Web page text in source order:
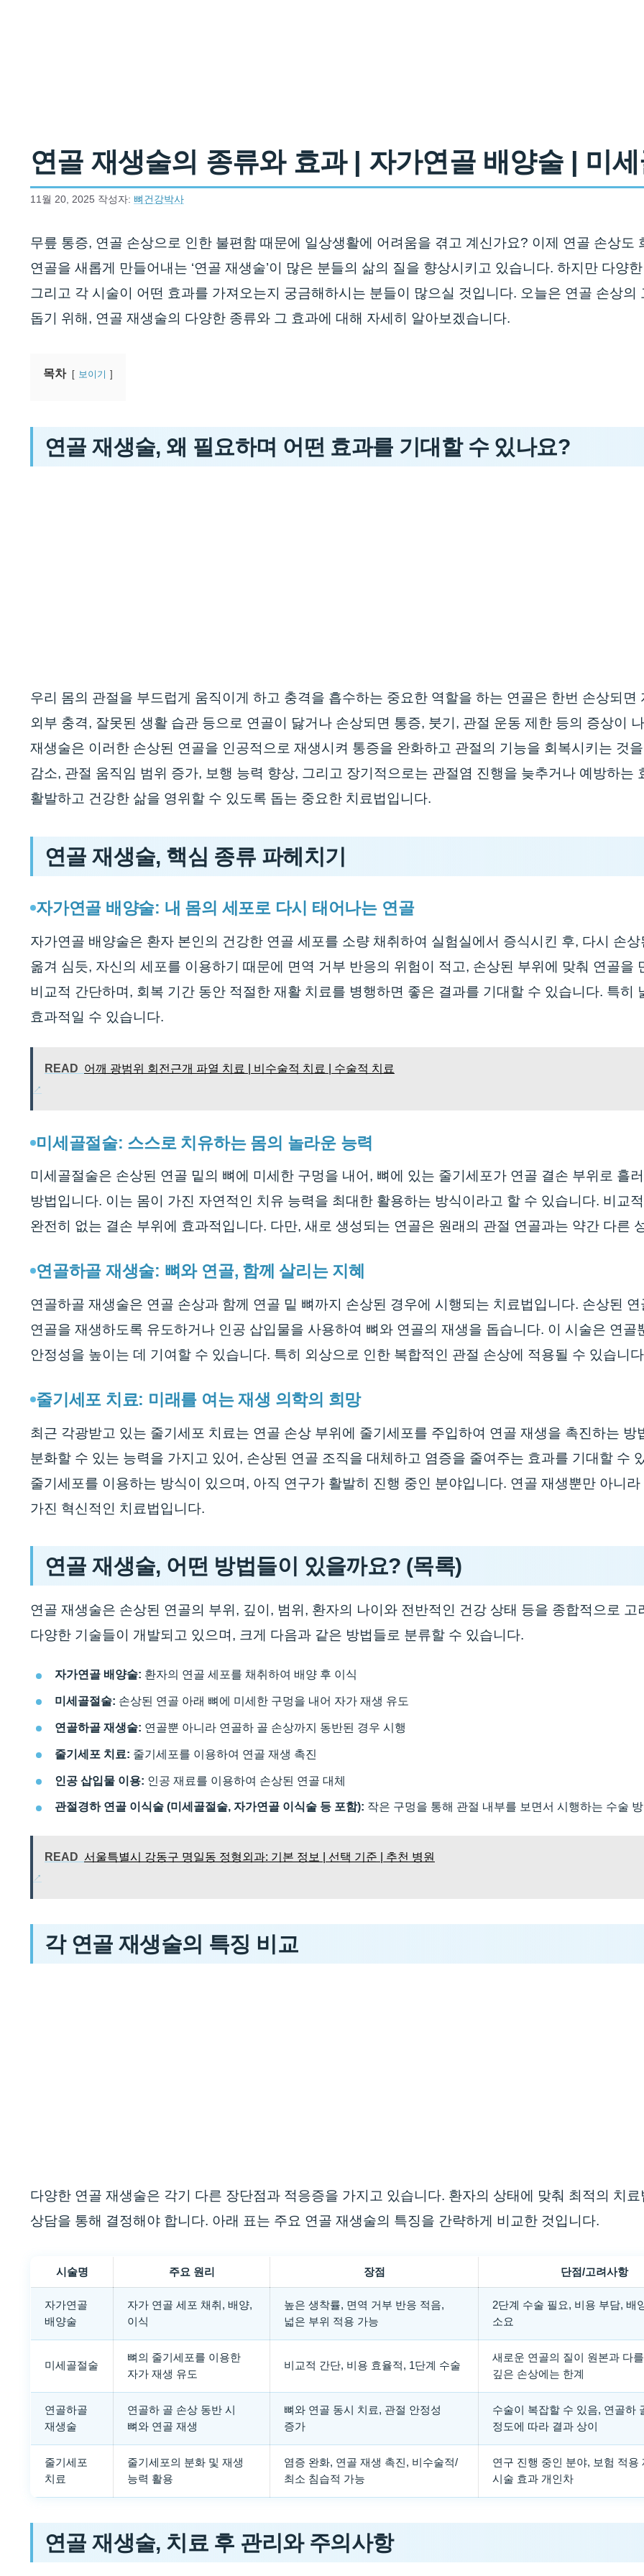
연골 재생술의 종류와 효과 | 자가연골 배양술 | 미
11월 20, 2025 작성자: 뼈건강박사
무릎 통증, 연골 손상으로 인한 불편함 때문에 일상생활에 어려움을 겪고 계신가요? 이제 연골 손상도
연골을 새롭게 만들어내는 ‘연골 재생술’이 많은 분들의 삶의 질을 향상시키고 있습니다. 하지만 다양
그리고 각 시술이 어떤 효과를 가져오는지 궁금해하시는 분들이 많으실 것입니다. 오늘은 연골 손상
돕기 위해, 연골 재생술의 다양한 종류와 그 효과에 대해 자세히 알아보겠습니다.
목차 보이기
연골 재생술, 왜 필요하며 어떤 효과를 기대할 수 있나요?
우리 몸의 관절을 부드럽게 움직이게 하고 충격을 흡수하는 중요한 역할을 하는 연골은 한번 손상되
외부 충격, 잘못된 생활 습관 등으로 연골이 닳거나 손상되면 통증, 붓기, 관절 운동 제한 등의 증상이
재생술은 이러한 손상된 연골을 인공적으로 재생시켜 통증을 완화하고 관절의 기능을 회복시키는 것
감소, 관절 움직임 범위 증가, 보행 능력 향상, 그리고 장기적으로는 관절염 진행을 늦추거나 예방하는
활발하고 건강한 삶을 영위할 수 있도록 돕는 중요한 치료법입니다.
연골 재생술, 핵심 종류 파헤치기
자가연골 배양술: 내 몸의 세포로 다시 태어나는 연골
자가연골 배양술은 환자 본인의 건강한 연골 세포를 소량 채취하여 실험실에서 증식시킨 후, 다시 손
옮겨 심듯, 자신의 세포를 이용하기 때문에 면역 거부 반응의 위험이 적고, 손상된 부위에 맞춰 연골을
비교적 간단하며, 회복 기간 동안 적절한 재활 치료를 병행하면 좋은 결과를 기대할 수 있습니다. 특히
효과적일 수 있습니다.
READ 어깨 광범위 회전근개 파열 치료 | 비수술적 치료 | 수술적 치료
미세골절술: 스스로 치유하는 몸의 놀라운 능력
미세골절술은 손상된 연골 밑의 뼈에 미세한 구멍을 내어, 뼈에 있는 줄기세포가 연골 결손 부위로 흘
방법입니다. 이는 몸이 가진 자연적인 치유 능력을 최대한 활용하는 방식이라고 할 수 있습니다. 비교
완전히 없는 결손 부위에 효과적입니다. 다만, 새로 생성되는 연골은 원래의 관절 연골과는 약간 다른
연골하골 재생술: 뼈와 연골, 함께 살리는 지혜
연골하골 재생술은 연골 손상과 함께 연골 밑 뼈까지 손상된 경우에 시행되는 치료법입니다. 손상된
연골을 재생하도록 유도하거나 인공 삽입물을 사용하여 뼈와 연골의 재생을 돕습니다. 이 시술은 연
안정성을 높이는 데 기여할 수 있습니다. 특히 외상으로 인한 복합적인 관절 손상에 적용될 수 있습니
줄기세포 치료: 미래를 여는 재생 의학의 희망
최근 각광받고 있는 줄기세포 치료는 연골 손상 부위에 줄기세포를 주입하여 연골 재생을 촉진하는
분화할 수 있는 능력을 가지고 있어, 손상된 연골 조직을 대체하고 염증을 줄여주는 효과를 기대할 수
줄기세포를 이용하는 방식이 있으며, 아직 연구가 활발히 진행 중인 분야입니다. 연골 재생뿐만 아니
가진 혁신적인 치료법입니다.
연골 재생술, 어떤 방법들이 있을까요? (목록)
연골 재생술은 손상된 연골의 부위, 깊이, 범위, 환자의 나이와 전반적인 건강 상태 등을 종합적으로
다양한 기술들이 개발되고 있으며, 크게 다음과 같은 방법들로 분류할 수 있습니다.
자가연골 배양술: 환자의 연골 세포를 채취하여 배양 후 이식
미세골절술: 손상된 연골 아래 뼈에 미세한 구멍을 내어 자가 재생 유도
연골하골 재생술: 연골뿐 아니라 연골하 골 손상까지 동반된 경우 시행
줄기세포 치료: 줄기세포를 이용하여 연골 재생 촉진
인공 삽입물 이용: 인공 재료를 이용하여 손상된 연골 대체
관절경하 연골 이식술 (미세골절술, 자가연골 이식술 등 포함): 작은 구멍을 통해 관절 내부를 보면서 시행하는 수술
READ 서울특별시 강동구 명일동 정형외과: 기본 정보 | 선택 기준 | 추천 병원
각 연골 재생술의 특징 비교
다양한 연골 재생술은 각기 다른 장단점과 적응증을 가지고 있습니다. 환자의 상태에 맞춰 최적의 치
상담을 통해 결정해야 합니다. 아래 표는 주요 연골 재생술의 특징을 간략하게 비교한 것입니다.
시술명 주요 원리 장점 단점/고려사항
자가연골
배양술
자가 연골 세포 채취, 배양,
이식
높은 생착률, 면역 거부 반응 적음,
넓은 부위 적용 가능
2단계 수술 필요, 비용 부담, 배
소요
미세골절술
뼈의 줄기세포를 이용한
자가 재생 유도
비교적 간단, 비용 효율적, 1단계 수술
새로운 연골의 질이 원본과 다
깊은 손상에는 한계
연골하골
재생술
연골하 골 손상 동반 시
뼈와 연골 재생
뼈와 연골 동시 치료, 관절 안정성
증가
수술이 복잡할 수 있음, 연골하
정도에 따라 결과 상이
줄기세포
치료
줄기세포의 분화 및 재생
능력 활용
염증 완화, 연골 재생 촉진, 비수술적/
최소 침습적 가능
연구 진행 중인 분야, 보험 적용
시술 효과 개인차
연골 재생술, 치료 후 관리와 주의사항